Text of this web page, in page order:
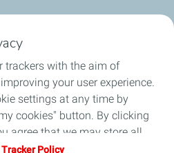
trackers with the aim of
your user experience.
settings at any time by
cookies" button. By clicking
agree that we may store all
click on "Decline", only the
Policy